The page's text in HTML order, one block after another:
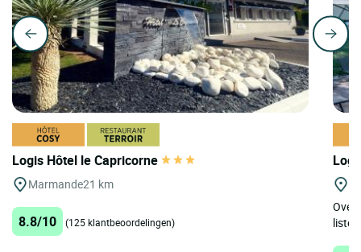
Logis Hôtel le Capricorne
Marmande21 km
8.8/10 (125 klantbeoordelingen)